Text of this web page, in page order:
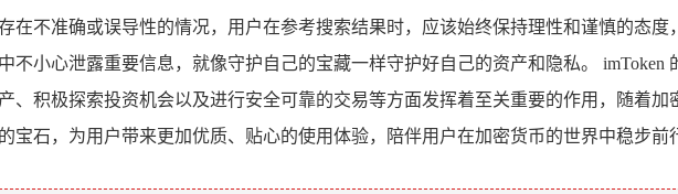
在不准确或误导性的情况，用户在参考搜索结果时，应该始终保持理性和谨慎的态
不小心泄露重要信息，就像守护自己的宝藏一样守护好自己的资产和隐私。
、积极探索投资机会以及进行安全可靠的交易等方面发挥着至关重要的作用，随着
宝石，为用户带来更加优质、贴心的使用体验，陪伴用户在加密货币的世界中稳步前